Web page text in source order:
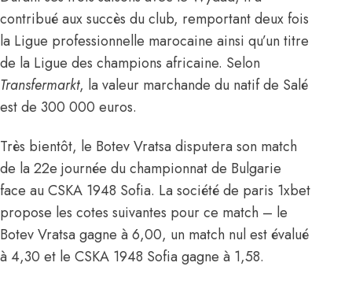
contribué aux succès du club, remportant deux fois
la Ligue professionnelle marocaine ainsi qu’un titre
de la Ligue des champions africaine. Selon
Transfermarkt, la valeur marchande du natif de Salé
est de 300 000 euros.
Très bientôt, le Botev Vratsa disputera son match
de la 22e journée du championnat de Bulgarie
face au CSKA 1948 Sofia. La société de paris 1xbet
propose les cotes suivantes pour ce match – le
Botev Vratsa gagne à 6,00, un match nul est évalué
à 4,30 et le CSKA 1948 Sofia gagne à 1,58.